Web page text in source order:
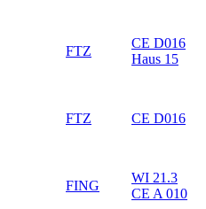
FTZ
CE D016
Haus 15
FTZ CE D016
FING
WI 21.3
CE A 010